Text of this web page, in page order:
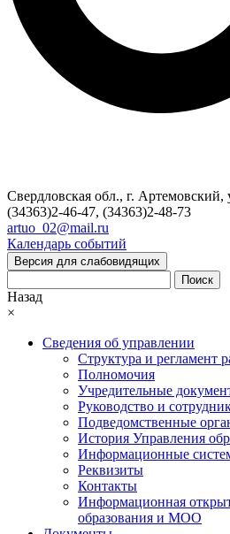
Свердловская обл., г. Артемовский,
(34363)2-46-47, (34363)2-48-73
artuo_02@mail.ru
Календарь событий
Версия для слабовидящих
Поиск
Назад
×
Сведения об управлении
Структура и регламент
Полномочия
Учредительные
Руководство и
Подведомственные
История Управления
Информационные
Реквизиты
Контакты
Информационная
образования и МОО